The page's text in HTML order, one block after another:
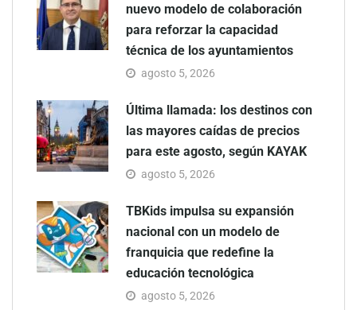
nuevo modelo de colaboración
para reforzar la capacidad
técnica de los ayuntamientos
agosto 5, 2026
Última llamada: los destinos con
las mayores caídas de precios
para este agosto, según KAYAK
agosto 5, 2026
TBKids impulsa su expansión
nacional con un modelo de
franquicia que redefine la
educación tecnológica
agosto 5, 2026